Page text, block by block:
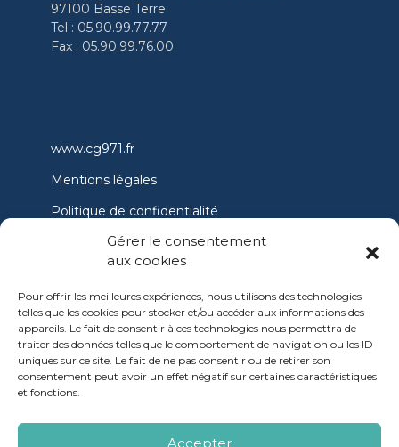
97100 Basse Terre
Tel : 05.90.99.77.77
Fax : 05.90.99.76.00
www.cg971.fr
Mentions légales
Politique de confidentialité
Conditions générales d’utilisation
Accessibilité
Nous contacter
Gérer le consentement
aux cookies
Pour offrir les meilleures expériences, nous utilisons des technologies
telles que les cookies pour stocker et/ou accéder aux informations des
appareils. Le fait de consentir à ces technologies nous permettra de
traiter des données telles que le comportement de navigation ou les ID
uniques sur ce site. Le fait de ne pas consentir ou de retirer son
consentement peut avoir un effet négatif sur certaines caractéristiques
et fonctions.
Accepter